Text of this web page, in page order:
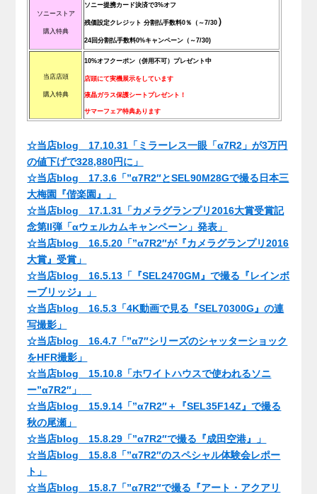
ソニーストア
購入特典
ソニー提携カード決済で3%オフ
残価設定クレジット 分割払手数料0％ （～7/30 ）
24回分割払手数料0%キャンペーン （～7/30)
当店店頭
購入特典
10%オフクーポン（併用不可）プレゼント中
店頭にて実機展示をしています
液晶ガラス保護シートプレゼント！
サマーフェア特典あります
☆当店blog 17.10.31「ミラーレス一眼「α7R2」が3万円
の値下げで328,880円に」
☆当店blog 17.3.6「”α7R2″とSEL90M28Gで撮る日本三
大梅園『偕楽園』」
☆当店blog 17.1.31「カメラグランプリ2016大賞受賞記
念第II弾「αウェルカムキャンペーン」発表」
☆当店blog 16.5.20「”α7R2″が『カメラグランプリ2016
大賞』受賞」
☆当店blog 16.5.13「『SEL2470GM』で撮る『レインボ
ーブリッジ』」
☆当店blog 16.5.3「4K動画で見る『SEL70300G』の連
写撮影」
☆当店blog 16.4.7「”α7″シリーズのシャッターショック
をHFR撮影」
☆当店blog 15.10.8「ホワイトハウスで使われるソニ
ー”α7R2″」
☆当店blog 15.9.14「”α7R2″＋『SEL35F14Z』で撮る
秋の尾瀬」
☆当店blog 15.8.29「”α7R2″で撮る『成田空港』」
☆当店blog 15.8.8「”α7R2″のスペシャル体験会レポー
ト」
☆当店blog 15.8.7「”α7R2″で撮る『アート・アクアリ